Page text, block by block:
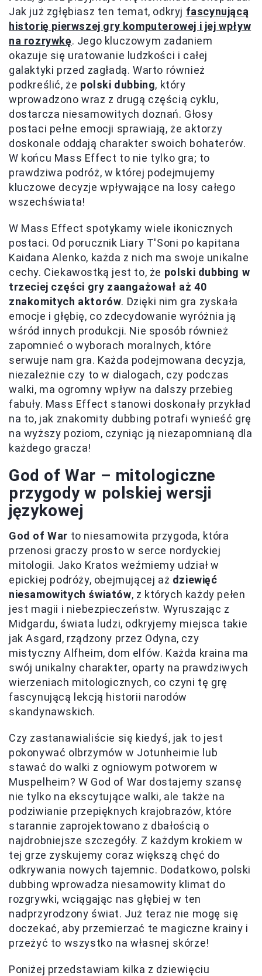
Jak już zgłębiasz ten temat, odkryj fascynującą
historię pierwszej gry komputerowej i jej wpływ
na rozrywkę. Jego kluczowym zadaniem
okazuje się uratowanie ludzkości i całej
galaktyki przed zagładą. Warto również
podkreślić, że polski dubbing, który
wprowadzono wraz z drugą częścią cyklu,
dostarcza niesamowitych doznań. Głosy
postaci pełne emocji sprawiają, że aktorzy
doskonale oddają charakter swoich bohaterów.
W końcu Mass Effect to nie tylko gra; to
prawdziwa podróż, w której podejmujemy
kluczowe decyzje wpływające na losy całego
wszechświata!
W Mass Effect spotykamy wiele ikonicznych
postaci. Od porucznik Liary T'Soni po kapitana
Kaidana Alenko, każda z nich ma swoje unikalne
cechy. Ciekawostką jest to, że polski dubbing w
trzeciej części gry zaangażował aż 40
znakomitych aktorów. Dzięki nim gra zyskała
emocje i głębię, co zdecydowanie wyróżnia ją
wśród innych produkcji. Nie sposób również
zapomnieć o wyborach moralnych, które
serwuje nam gra. Każda podejmowana decyzja,
niezależnie czy to w dialogach, czy podczas
walki, ma ogromny wpływ na dalszy przebieg
fabuły. Mass Effect stanowi doskonały przykład
na to, jak znakomity dubbing potrafi wynieść grę
na wyższy poziom, czyniąc ją niezapomnianą dla
każdego gracza!
God of War – mitologiczne
przygody w polskiej wersji
językowej
God of War to niesamowita przygoda, która
przenosi graczy prosto w serce nordyckiej
mitologii. Jako Kratos weźmiemy udział w
epickiej podróży, obejmującej aż dziewięć
niesamowitych światów, z których każdy pełen
jest magii i niebezpieczeństw. Wyruszając z
Midgardu, świata ludzi, odkryjemy miejsca takie
jak Asgard, rządzony przez Odyna, czy
mistyczny Alfheim, dom elfów. Każda kraina ma
swój unikalny charakter, oparty na prawdziwych
wierzeniach mitologicznych, co czyni tę grę
fascynującą lekcją historii narodów
skandynawskich.
Czy zastanawialiście się kiedyś, jak to jest
pokonywać olbrzymów w Jotunheimie lub
stawać do walki z ogniowym potworem w
Muspelheim? W God of War dostajemy szansę
nie tylko na ekscytujące walki, ale także na
podziwianie przepięknych krajobrazów, które
starannie zaprojektowano z dbałością o
najdrobniejsze szczegóły. Z każdym krokiem w
tej grze zyskujemy coraz większą chęć do
odkrywania nowych tajemnic. Dodatkowo, polski
dubbing wprowadza niesamowity klimat do
rozgrywki, wciągając nas głębiej w ten
nadprzyrodzony świat. Już teraz nie mogę się
doczekać, aby przemierzać te magiczne krainy i
przeżyć to wszystko na własnej skórze!
Poniżej przedstawiam kilka z dziewięciu